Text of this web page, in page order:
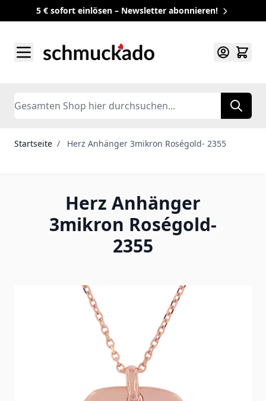
5 € sofort einlösen – Newsletter abonnieren!
Search
Startseite / Herz Anhänger 3mikron Roségold- 2355
Herz Anhänger
3mikron Roségold-
2355